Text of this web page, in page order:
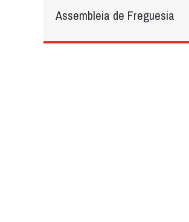
Assembleia de Freguesia